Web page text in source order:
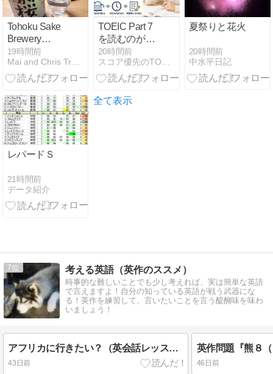
Tohoku Sake
Brewery
Itinerary: Best
Local Sake &
Breweries to
Northeast
Japan
19時間前
Mai and Chris Travel
TOEIC Part 7
を読むのが遅
い原因は「返
り読み」？前
から読むため
20時間前
スコア優先のTOEIC勉強法
夏祭りと花火
20時間前
中水平日記
レパードＳ
21時間前
データ紹介
全て表示
7 考える英語（英作のススメ）
時事的な難しいことでも少し考えれば、実は簡単な英語
で言えますよ！自分の知っている英語が戦う武器にな
る！英作を練習して、言いたいことを言う醍醐味を味わ
いましょう！
アフリカに行きたい？（英会話レッスンより）
43日前 46日前